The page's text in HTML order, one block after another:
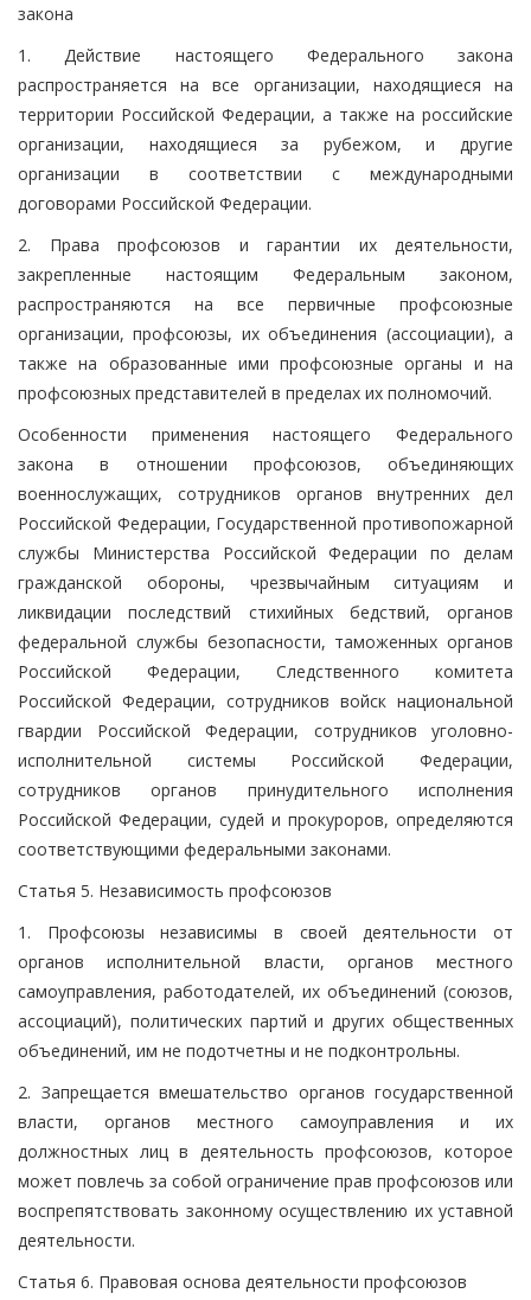
закона
1. Действие настоящего Федерального закона
распространяется на все организации, находящиеся на
территории Российской Федерации, а также на российские
организации, находящиеся за рубежом, и другие
организации в соответствии с международными
договорами Российской Федерации.
2. Права профсоюзов и гарантии их деятельности,
закрепленные настоящим Федеральным законом,
распространяются на все первичные профсоюзные
организации, профсоюзы, их объединения (ассоциации), а
также на образованные ими профсоюзные органы и на
профсоюзных представителей в пределах их полномочий.
Особенности применения настоящего Федерального
закона в отношении профсоюзов, объединяющих
военнослужащих, сотрудников органов внутренних дел
Российской Федерации, Государственной противопожарной
службы Министерства Российской Федерации по делам
гражданской обороны, чрезвычайным ситуациям и
ликвидации последствий стихийных бедствий, органов
федеральной службы безопасности, таможенных органов
Российской Федерации, Следственного комитета
Российской Федерации, сотрудников войск национальной
гвардии Российской Федерации, сотрудников уголовно-
исполнительной системы Российской Федерации,
сотрудников органов принудительного исполнения
Российской Федерации, судей и прокуроров, определяются
соответствующими федеральными законами.
Статья 5. Независимость профсоюзов
1. Профсоюзы независимы в своей деятельности от
органов исполнительной власти, органов местного
самоуправления, работодателей, их объединений (союзов,
ассоциаций), политических партий и других общественных
объединений, им не подотчетны и не подконтрольны.
2. Запрещается вмешательство органов государственной
власти, органов местного самоуправления и их
должностных лиц в деятельность профсоюзов, которое
может повлечь за собой ограничение прав профсоюзов или
воспрепятствовать законному осуществлению их уставной
деятельности.
Статья 6. Правовая основа деятельности профсоюзов